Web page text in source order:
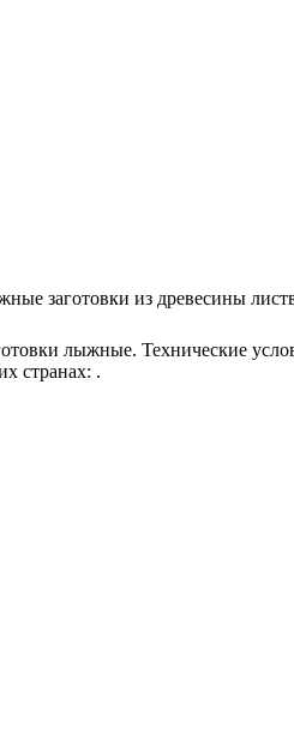
заготовки из древесины
лыжные. Технические
странах: .